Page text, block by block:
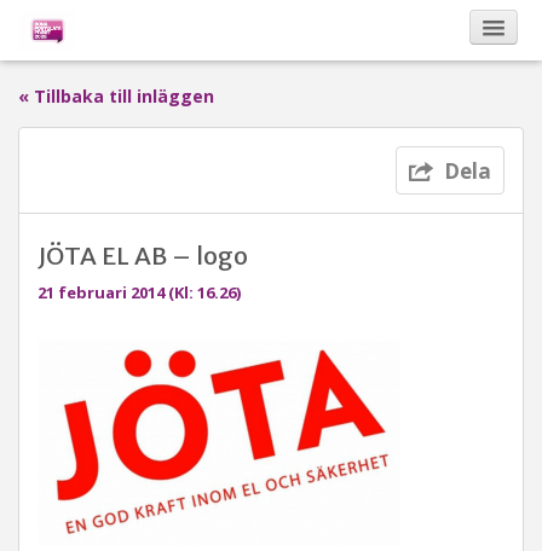
Sponsorer
« Tillbaka till inläggen
Dela
JÖTA EL AB – logo
21 februari 2014 (Kl: 16.26)